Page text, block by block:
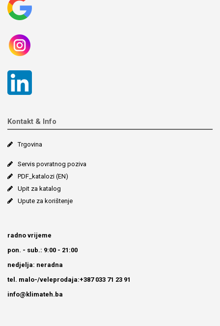
Kontakt & Info
Trgovina
Servis povratnog poziva
PDF_katalozi (EN)
Upit za katalog
Upute za korištenje
radno vrijeme
pon. - sub.: 9:00 - 21:00
nedjelja: neradna
tel. malo-/veleprodaja:+387 033 71 23 91
info@klimateh.ba